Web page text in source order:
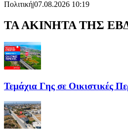
Πολιτική|07.08.2026 10:19
ΤΑ ΑΚΙΝΗΤΑ ΤΗΣ
Τεμάχια Γης σε Οικιστικές